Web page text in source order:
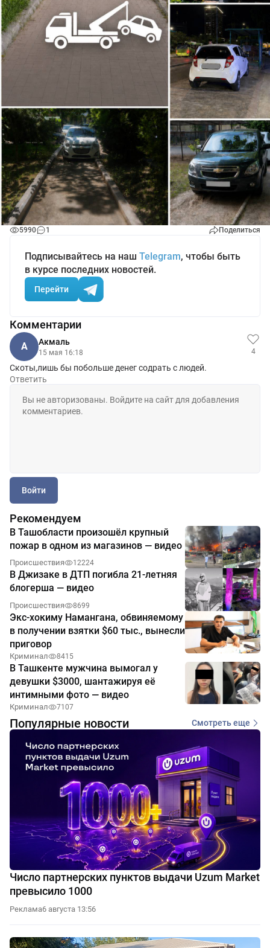
5990 1 Поделиться
Подписывайтесь на наш Telegram, чтобы быть
в курсе последних новостей.
Перейти
Комментарии
A Aкмаль
15 мая 16:18 4
Скоты,лишь бы побольше денег содрать с людей.
Ответить
Войти
Рекомендуем
В Ташобласти произошёл крупный
пожар в одном из магазинов — видео
Происшествия 12224
В Джизаке в ДТП погибла 21-летняя
блогерша — видео
Происшествия 8699
Экс-хокиму Намангана, обвиняемому
в получении взятки $60 тыс., вынесли
приговор
Криминал 8415
В Ташкенте мужчина вымогал у
девушки $3000, шантажируя её
интимными фото — видео
Криминал 7107
Популярные новости Смотреть еще
Число партнерских пунктов выдачи Uzum Market
превысило 1000
Реклама6 августа 13:56